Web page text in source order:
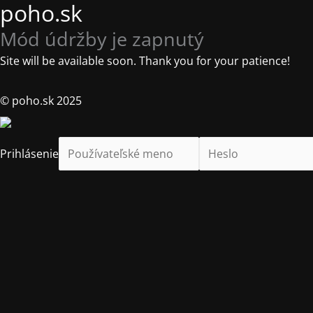
poho.sk
Mód údržby je zapnutý
Site will be available soon. Thank you for your patience!
© poho.sk 2025
Prihlásenie